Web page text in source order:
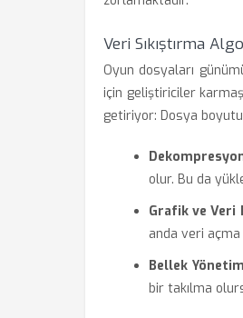
Veri Sıkıştırma
Oyun dosyaları
için geliştiriciler
getiriyor: Dosya boyutu
olur. Bu da
Grafik ve Veri
anda veri
Bellek
bir takılma